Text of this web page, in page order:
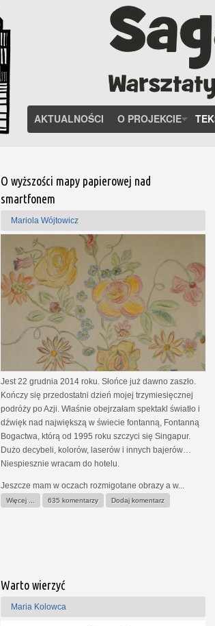
AKTUALNOŚCI O PROJEKCIE
O wyższości mapy papierowej nad
smartfonem
Mariola Wójtowicz
Jest 22 grudnia 2014 roku. Słońce już dawno zaszło.
Kończy się przedostatni dzień mojej trzymiesięcznej
podróży po Azji. Właśnie obejrzałam spektakl światło i
dźwięk nad największą w świecie fontanną, Fontanną
Bogactwa, którą od 1995 roku szczyci się Singapur.
Dużo decybeli, kolorów, laserów i innych bajerów…
Niespiesznie wracam do hotelu.
Jeszcze mam w oczach rozmigotane obrazy a w...
Więcej ... 635 komentarzy Dodaj komentarz
Warto wierzyć
Maria Kolowca